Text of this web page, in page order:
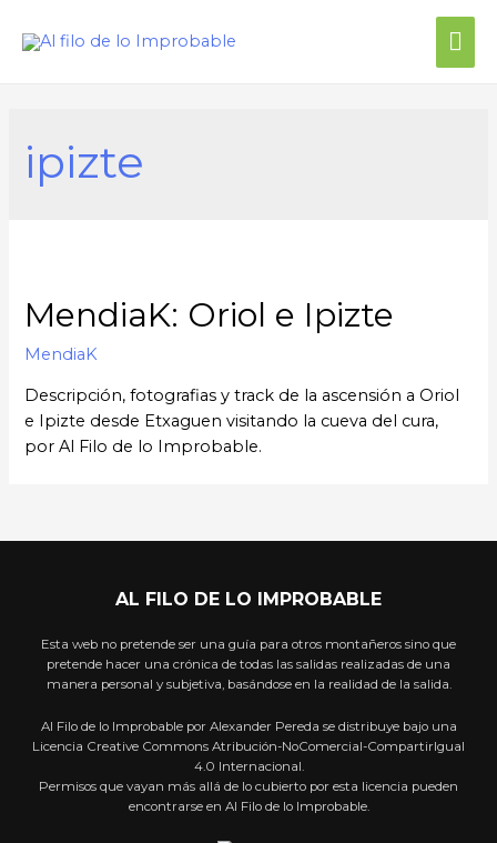
ipizte
MendiaK: Oriol e Ipizte
MendiaK
Descripción, fotografias y track de la ascensión a Oriol
e Ipizte desde Etxaguen visitando la cueva del cura,
por Al Filo de lo Improbable.
AL FILO DE LO IMPROBABLE
Esta web no pretende ser una guía para otros montañeros sino que
pretende hacer una crónica de todas las salidas realizadas de una
manera personal y subjetiva, basándose en la realidad de la salida.
Al Filo de lo Improbable por Alexander Pereda se distribuye bajo una
Licencia Creative Commons Atribución-NoComercial-CompartirIgual
4.0 Internacional.
Permisos que vayan más allá de lo cubierto por esta licencia pueden
encontrarse en Al Filo de lo Improbable.